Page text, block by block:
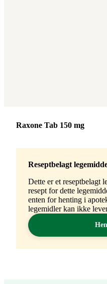
Merke:
Raxone Tab 150 mg
Reseptbelagt
Dette er et reseptbelagt
resept for dette
enten for henting i
legemidler kan ikke